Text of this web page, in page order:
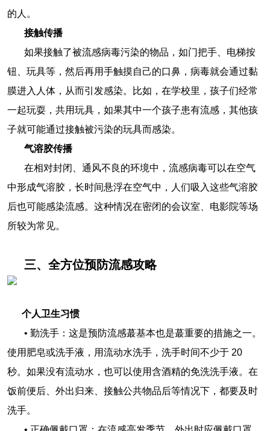
的人。
接触传播
如果接触了被流感病毒污染的物品，如门把手、电梯按
钮、玩具等，然后再用手触摸自己的口鼻，病毒就会通过黏
膜进入人体，从而引发感染。比如，在学校里，孩子们经常
一起玩耍，共用玩具，如果其中一个孩子患有流感，其他孩
子就可能通过接触被污染的玩具而感染。
气溶胶传播
在相对封闭、通风不良的环境中，流感病毒可以在空气
中形成气溶胶，长时间悬浮在空气中，人们吸入这些气溶胶
后也可能感染流感。这种情况在密闭的会议室、电影院等场
所较为常见。
三、全方位预防流感攻略
个人卫生习惯
• 勤洗手：这是预防流感蕞基本也是蕞重要的措施之一。
使用肥皂或洗手液，用流动水洗手，洗手时间不少于 20
秒。如果没有流动水，也可以使用含酒精的免洗洗手液。在
饭前便后、外出归来、接触公共物品后等情况下，都要及时
洗手。